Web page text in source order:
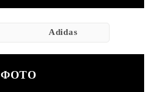
Adidas
ФОТО